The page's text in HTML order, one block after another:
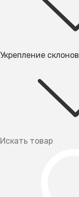
Укрепление склонов